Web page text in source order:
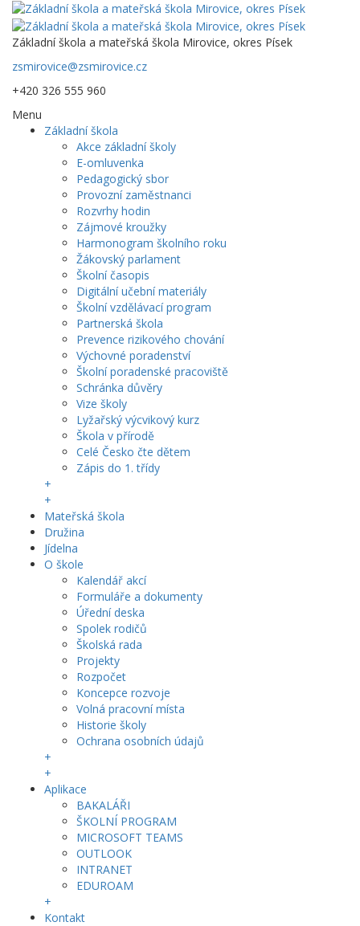
Základní škola a mateřská škola Mirovice, okres Písek
zsmirovice@zsmirovice.cz
+420 326 555 960
Menu
Základní škola
Akce základní školy
E-omluvenka
Pedagogický sbor
Provozní zaměstnanci
Rozvrhy hodin
Zájmové kroužky
Harmonogram školního roku
Žákovský parlament
Školní časopis
Digitální učební materiály
Školní vzdělávací program
Partnerská škola
Prevence rizikového chování
Výchovné poradenství
Školní poradenské pracoviště
Schránka důvěry
Vize školy
Lyžařský výcvikový kurz
Škola v přírodě
Celé Česko čte dětem
Zápis do 1. třídy
+
+
Mateřská škola
Družina
Jídelna
O škole
Kalendář akcí
Formuláře a dokumenty
Úřední deska
Spolek rodičů
Školská rada
Projekty
Rozpočet
Koncepce rozvoje
Volná pracovní místa
Historie školy
Ochrana osobních údajů
+
+
Aplikace
BAKALÁŘI
ŠKOLNÍ PROGRAM
MICROSOFT TEAMS
OUTLOOK
INTRANET
EDUROAM
+
Kontakt